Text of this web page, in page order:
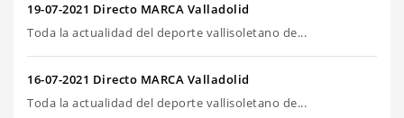
19-07-2021 Directo MARCA Valladolid
Toda la actualidad del deporte vallisoletano de...
16-07-2021 Directo MARCA Valladolid
Toda la actualidad del deporte vallisoletano de...